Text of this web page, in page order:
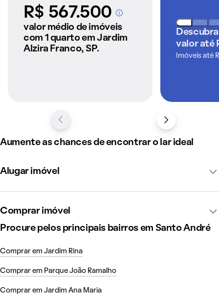
R$ 567.500A partir dos imóveis
anunciados pelo
valor médio de imóveis
com 1 quarto em Jardim
Alzira Franco, SP.
valor até
Imóveis até
Aumente as chances de encontrar o lar ideal
Alugar imóvel
Comprar imóvel
Procure pelos principais bairros em Santo André
Comprar em Jardim Rina
Comprar em Parque João Ramalho
Comprar em Jardim Ana Maria